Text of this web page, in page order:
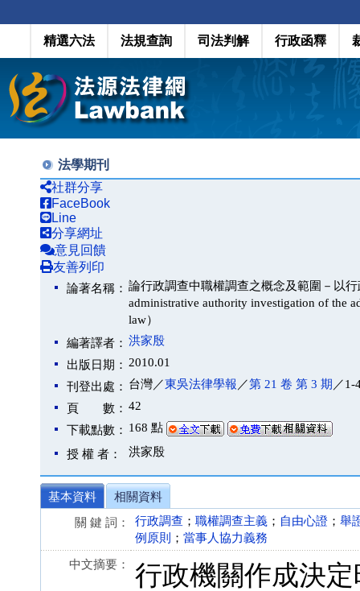
精選六法 法規查詢 司法判解 行政函釋
法學期刊
社群分享
FaceBook
Line
分享網址
意見回饋
友善列印
論著名稱： 論行政調查中職權調查之概念及範圍－以行
administrative authority investigation of the
law）
編著譯者： 洪家殷
出版日期： 2010.01
刊登出處： 台灣／東吳法律學報 ／第 21 卷 第 3 期 ／1-
頁 數： 42
下載點數： 168 點
授 權 者： 洪家殷
基本資料
相關資料
關 鍵 詞：
行政調查 ； 職權調查主義 ； 自由心證 ； 舉
例原則
； 當事人協力義務
中文摘要：
行政機關作成決